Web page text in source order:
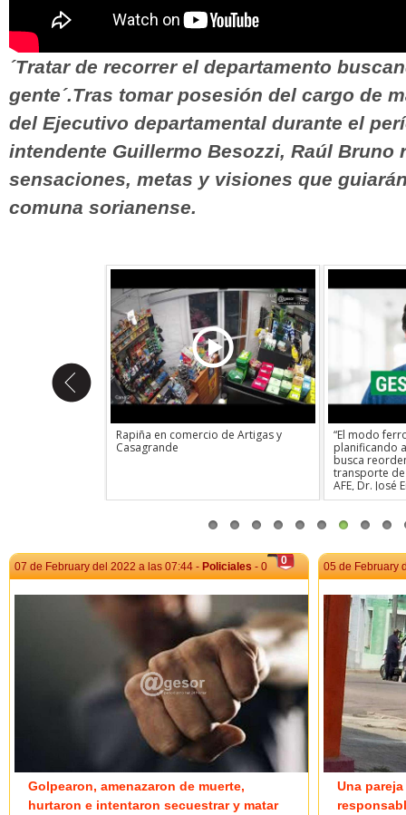
´Tratar de recorrer el departamento
gente´.Tras tomar posesión del cargo de
del Ejecutivo departamental durante el
intendente Guillermo Besozzi, Raúl Bruno
sensaciones, metas y visiones que
comuna sorianense.
Rapiña en comercio de Artigas y
Casagrande
“El modo
planificando
busca
transporte
AFE, Dr. José
los avances
vandalismo.
0
07 de February del 2022 a las 07:44 - Policiales - 0
Golpearon, amenazaron de muerte,
hurtaron e intentaron secuestrar y matar
05 de February
Una